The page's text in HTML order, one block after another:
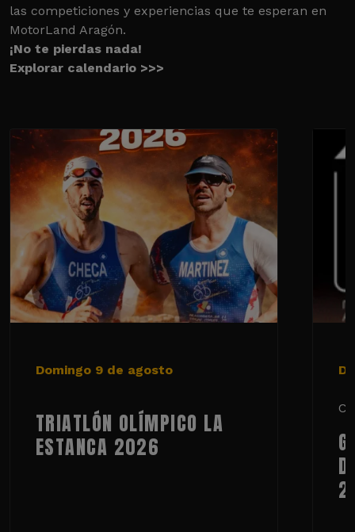
las competiciones y experiencias que te esperan en
MotorLand Aragón.
¡No te pierdas nada!
Explorar calendario >>>
Domingo 9 de agosto
TRIATLÓN OLÍMPICO LA
ESTANCA 2026